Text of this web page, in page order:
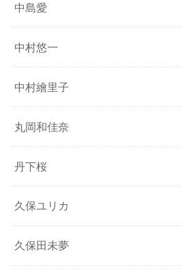
中島愛
中村悠一
中村繪里子
丸岡和佳奈
丹下桜
久保ユリカ
久保田未夢